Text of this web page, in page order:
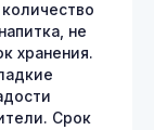
не
хранения.
Срок